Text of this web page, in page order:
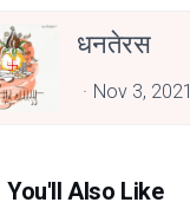
धनतेरस
Nov 3, 2021
You'll Also Like